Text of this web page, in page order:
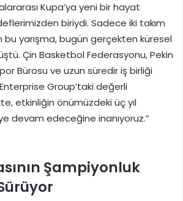
Kupa’ya yeni bir hayat
biriydi. Sadece iki takım
bu yarışma, bugün gerçekten küresel
Çin Basketbol Federasyonu, Pekin
Bürosu ve uzun süredir iş birliği
Group’taki değerli
etkinliğin önümüzdeki üç yıl
devam edeceğine inanıyoruz.”
Şampiyonluk